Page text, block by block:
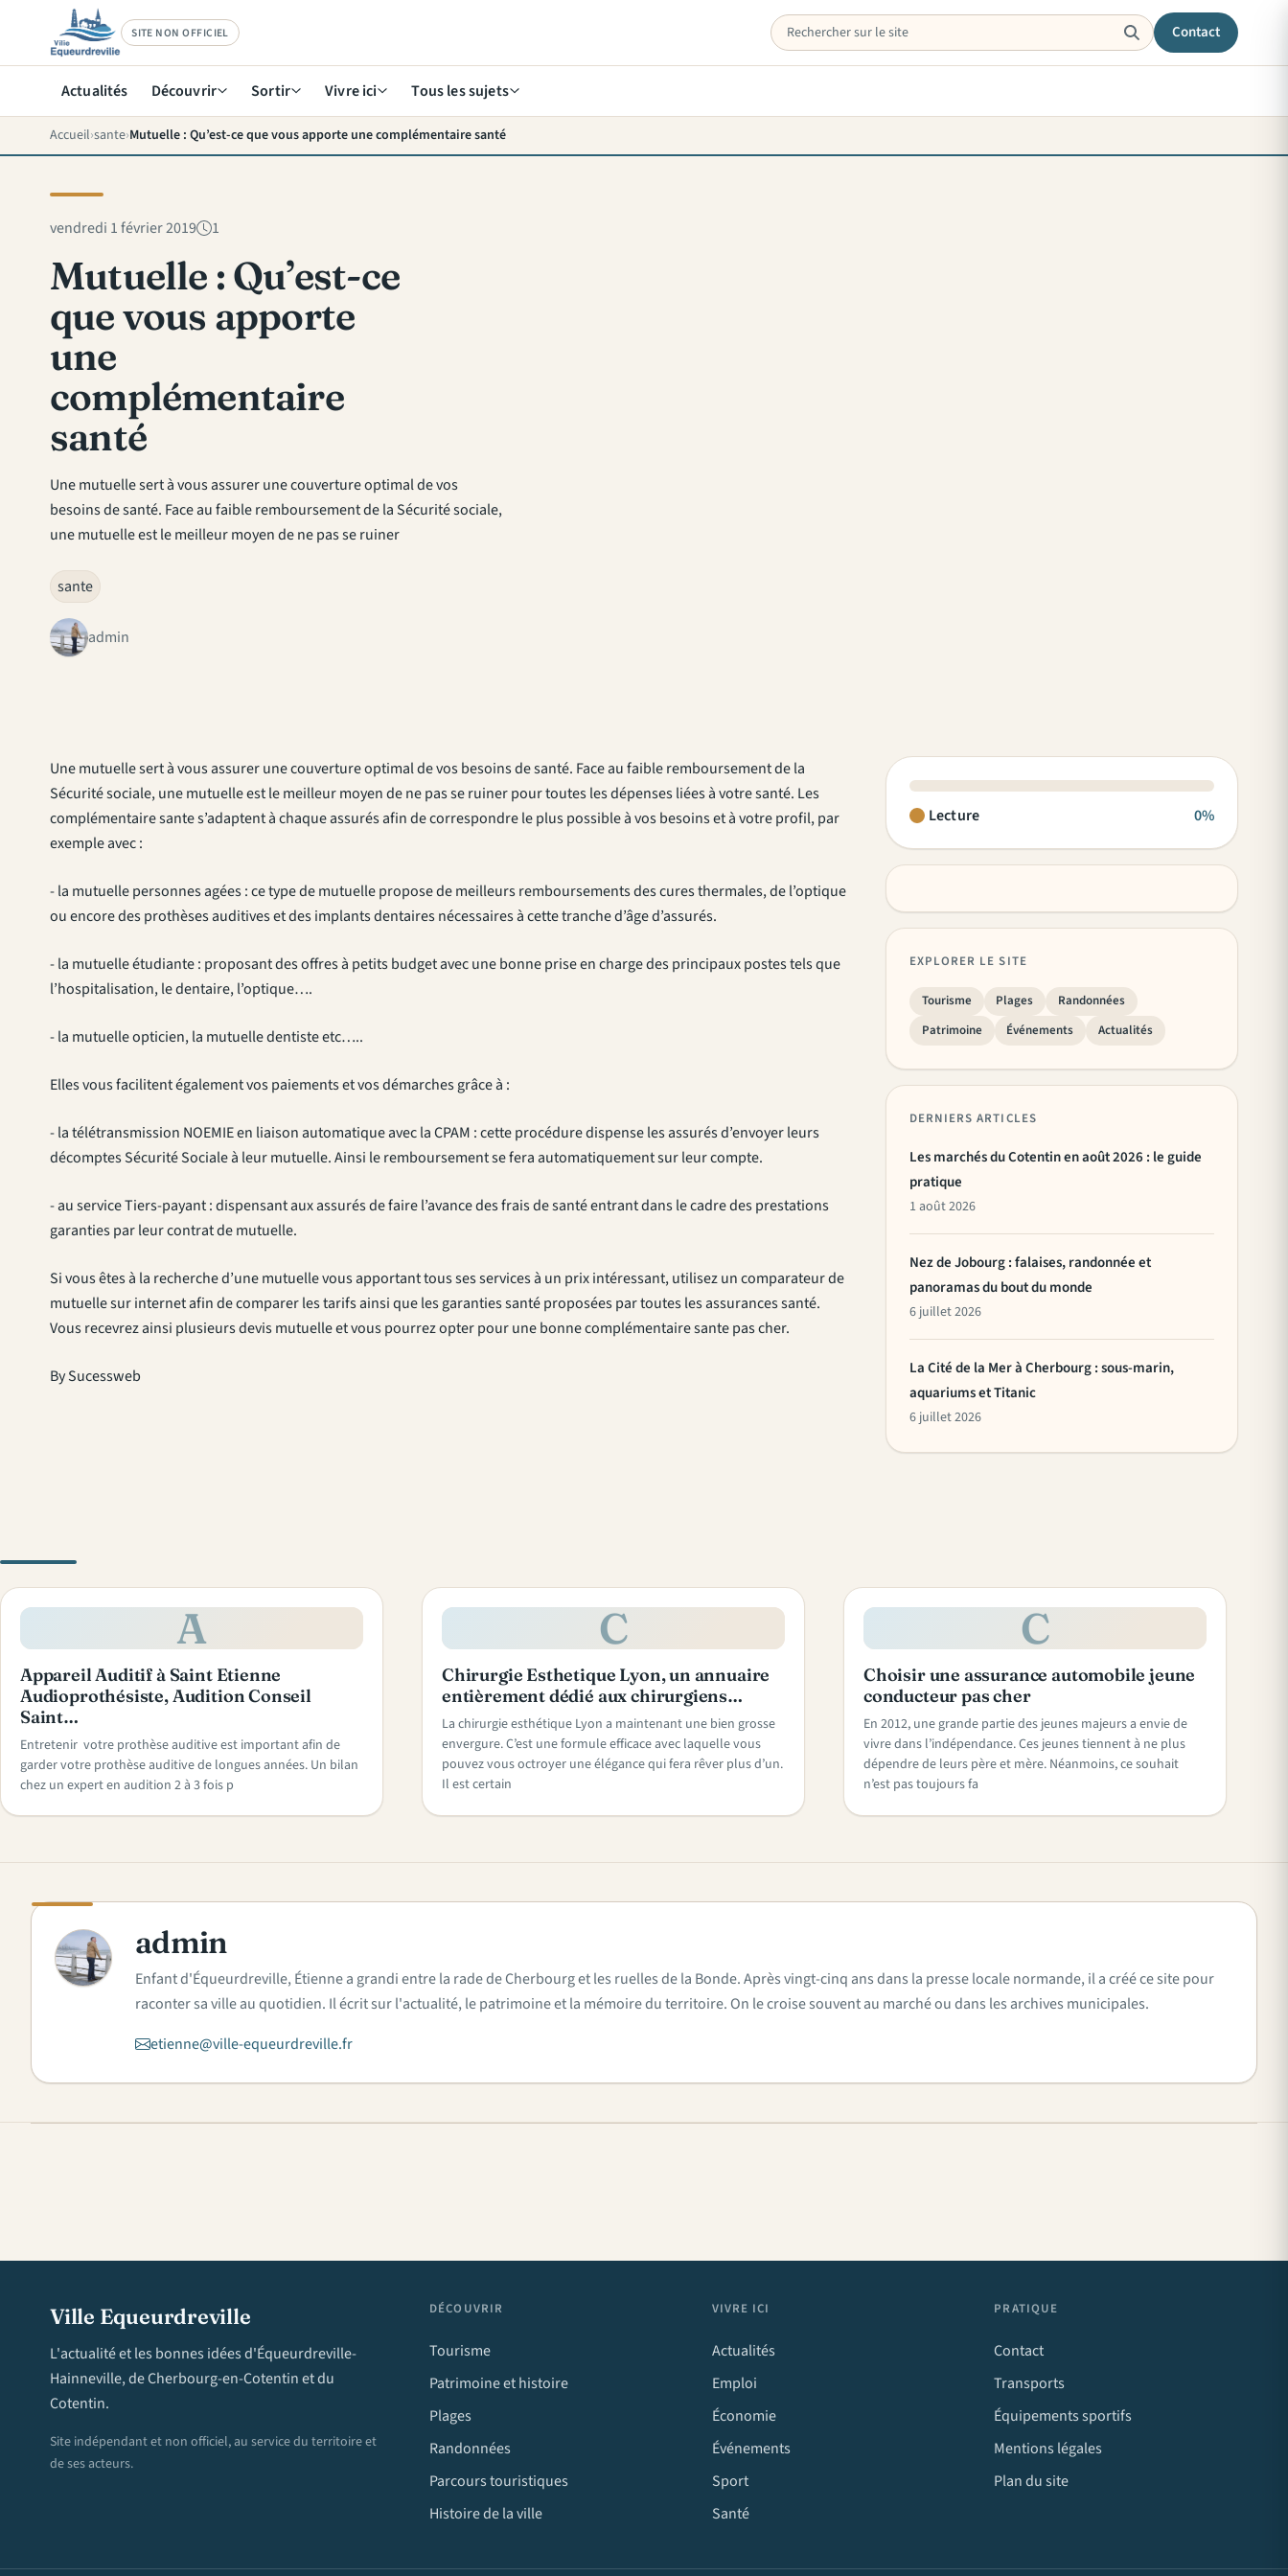
SITE NON OFFICIEL Contact
Actualités Découvrir Sortir Vivre ici Tous les sujets
Accueil sante Mutuelle : Qu’est-ce que vous apporte une complémentaire santé
vendredi 1 février 2019 1
Mutuelle : Qu’est-ce
que vous apporte
une
complémentaire
santé
Une mutuelle sert à vous assurer une couverture optimal de vos
besoins de santé. Face au faible remboursement de la Sécurité sociale,
une mutuelle est le meilleur moyen de ne pas se ruiner
sante
admin
Une mutuelle sert à vous assurer une couverture optimal de vos besoins de santé. Face au faible remboursement de la
Sécurité sociale, une mutuelle est le meilleur moyen de ne pas se ruiner pour toutes les dépenses liées à votre santé. Les
complémentaire sante s’adaptent à chaque assurés afin de correspondre le plus possible à vos besoins et à votre profil, par
exemple avec :
- la mutuelle personnes agées : ce type de mutuelle propose de meilleurs remboursements des cures thermales, de l’optique
ou encore des prothèses auditives et des implants dentaires nécessaires à cette tranche d’âge d’assurés.
- la mutuelle étudiante : proposant des offres à petits budget avec une bonne prise en charge des principaux postes tels que
l’hospitalisation, le dentaire, l’optique….
- la mutuelle opticien, la mutuelle dentiste etc…..
Elles vous facilitent également vos paiements et vos démarches grâce à :
- la télétransmission NOEMIE en liaison automatique avec la CPAM : cette procédure dispense les assurés d’envoyer leurs
décomptes Sécurité Sociale à leur mutuelle. Ainsi le remboursement se fera automatiquement sur leur compte.
- au service Tiers-payant : dispensant aux assurés de faire l’avance des frais de santé entrant dans le cadre des prestations
garanties par leur contrat de mutuelle.
Si vous êtes à la recherche d’une mutuelle vous apportant tous ses services à un prix intéressant, utilisez un comparateur de
mutuelle sur internet afin de comparer les tarifs ainsi que les garanties santé proposées par toutes les assurances santé.
Vous recevrez ainsi plusieurs devis mutuelle et vous pourrez opter pour une bonne complémentaire sante pas cher.
By Sucessweb
Lecture 0%
EXPLORER LE SITE
Tourisme Plages
Randonnées
Patrimoine
Événements Actualités
DERNIERS ARTICLES
Les marchés du Cotentin en août 2026 : le guide
pratique
1 août 2026
Nez de Jobourg : falaises, randonnée et
panoramas du bout du monde
6 juillet 2026
La Cité de la Mer à Cherbourg : sous-marin,
aquariums et Titanic
6 juillet 2026
A
Appareil Auditif à Saint Etienne
Audioprothésiste, Audition Conseil
Saint…
Entretenir votre prothèse auditive est important afin de
garder votre prothèse auditive de longues années. Un bilan
chez un expert en audition 2 à 3 fois p
C
Chirurgie Esthetique Lyon, un annuaire
entièrement dédié aux chirurgiens…
La chirurgie esthétique Lyon a maintenant une bien grosse
envergure. C’est une formule efficace avec laquelle vous
pouvez vous octroyer une élégance qui fera rêver plus d’un.
Il est certain
C
Choisir une assurance automobile jeune
conducteur pas cher
En 2012, une grande partie des jeunes majeurs a envie de
vivre dans l’indépendance. Ces jeunes tiennent à ne plus
dépendre de leurs père et mère. Néanmoins, ce souhait
n’est pas toujours fa
A admin
Enfant d'Équeurdreville, Étienne a grandi entre la rade de Cherbourg et les ruelles de la Bonde. Après vingt-cinq ans dans la presse locale normande, il a créé ce site pour
raconter sa ville au quotidien. Il écrit sur l'actualité, le patrimoine et la mémoire du territoire. On le croise souvent au marché ou dans les archives municipales.
etienne@ville-equeurdreville.fr
Ville Equeurdreville
L'actualité et les bonnes idées d'Équeurdreville-
Hainneville, de Cherbourg-en-Cotentin et du
Cotentin.
Site indépendant et non officiel, au service du territoire et
de ses acteurs.
DÉCOUVRIR
Tourisme
Patrimoine et histoire
Plages
Randonnées
Parcours touristiques
Histoire de la ville
VIVRE ICI
Actualités
Emploi
Économie
Événements
Sport
Santé
PRATIQUE
Contact
Transports
Équipements sportifs
Mentions légales
Plan du site